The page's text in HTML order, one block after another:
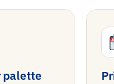
palette